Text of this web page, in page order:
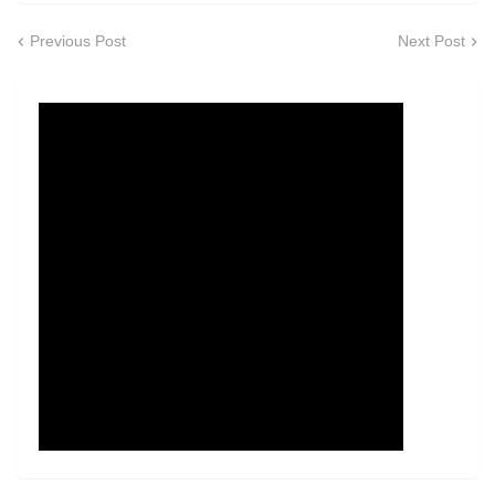
Previous Post Next Post